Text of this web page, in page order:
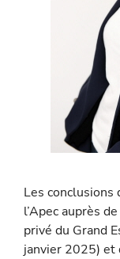
Les conclusions
l’Apec auprès
privé du Grand
janvier 2025) et